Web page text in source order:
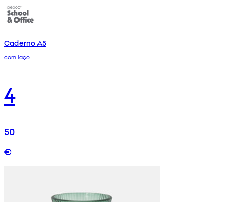
Caderno A5
com laço
4
50
€